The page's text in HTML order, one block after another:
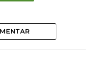
por tamanho e